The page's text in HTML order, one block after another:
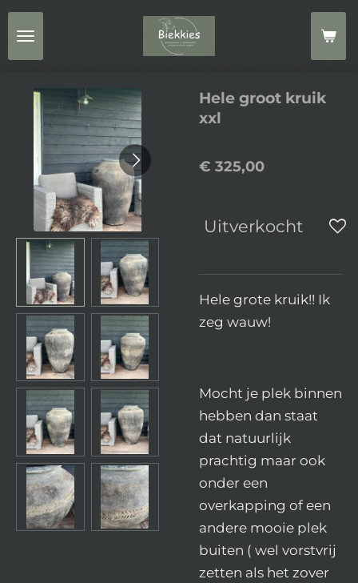
Ga
direct
naar
hoofdinhoud
Hele groot kruik
xxl
€ 325,00
Uitverkocht
Hele grote kruik!! Ik
zeg wauw!
Mocht je plek binnen
hebben dan staat
dat natuurlijk
prachtig maar ook
onder een
overkapping of een
andere mooie plek
buiten ( wel vorstvrij
zetten als het zover